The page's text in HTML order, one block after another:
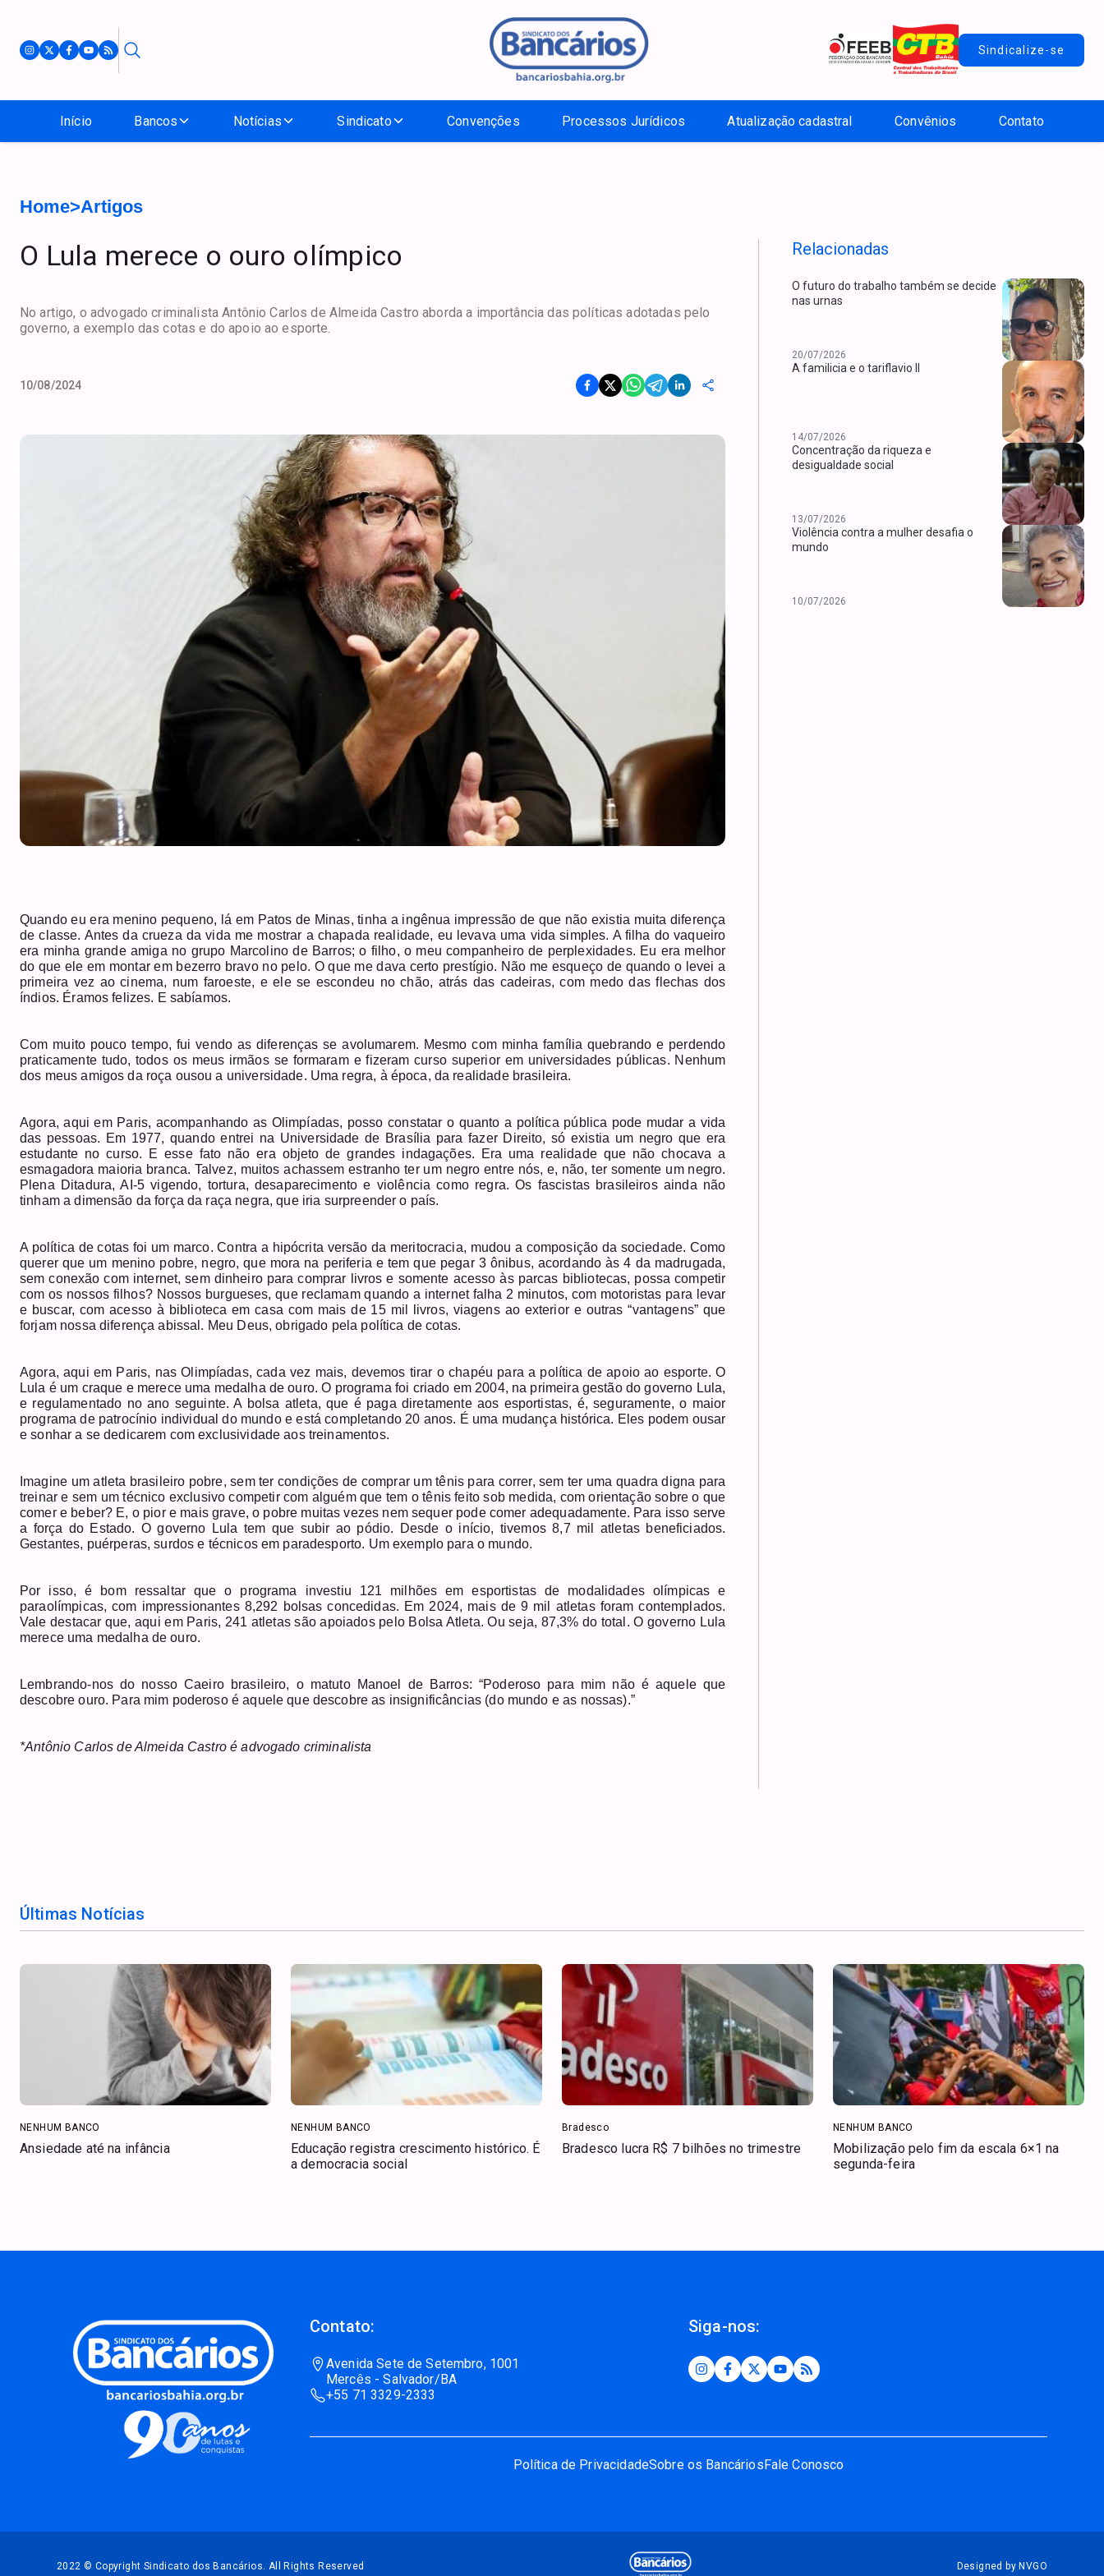
Sindicalize-se
Início Bancos Notícias Sindicato Convenções Processos Jurídicos Atualização cadastral Convênios Contato
Home>Artigos
O Lula merece o ouro olímpico
No artigo, o advogado criminalista Antônio Carlos de Almeida Castro aborda a importância das políticas adotadas pelo
governo, a exemplo das cotas e do apoio ao esporte.
10/08/2024
Quando eu era menino pequeno, lá em Patos de Minas, tinha a ingênua impressão de que não existia muita diferença
de classe. Antes da crueza da vida me mostrar a chapada realidade, eu levava uma vida simples. A filha do vaqueiro
era minha grande amiga no grupo Marcolino de Barros; o filho, o meu companheiro de perplexidades. Eu era melhor
do que ele em montar em bezerro bravo no pelo. O que me dava certo prestígio. Não me esqueço de quando o levei a
primeira vez ao cinema, num faroeste, e ele se escondeu no chão, atrás das cadeiras, com medo das flechas dos
índios. Éramos felizes. E sabíamos.
Com muito pouco tempo, fui vendo as diferenças se avolumarem. Mesmo com minha família quebrando e perdendo
praticamente tudo, todos os meus irmãos se formaram e fizeram curso superior em universidades públicas. Nenhum
dos meus amigos da roça ousou a universidade. Uma regra, à época, da realidade brasileira.
Agora, aqui em Paris, acompanhando as Olimpíadas, posso constatar o quanto a política pública pode mudar a vida
das pessoas. Em 1977, quando entrei na Universidade de Brasília para fazer Direito, só existia um negro que era
estudante no curso. E esse fato não era objeto de grandes indagações. Era uma realidade que não chocava a
esmagadora maioria branca. Talvez, muitos achassem estranho ter um negro entre nós, e, não, ter somente um negro.
Plena Ditadura, AI-5 vigendo, tortura, desaparecimento e violência como regra. Os fascistas brasileiros ainda não
tinham a dimensão da força da raça negra, que iria surpreender o país.
A política de cotas foi um marco. Contra a hipócrita versão da meritocracia, mudou a composição da sociedade. Como
querer que um menino pobre, negro, que mora na periferia e tem que pegar 3 ônibus, acordando às 4 da madrugada,
sem conexão com internet, sem dinheiro para comprar livros e somente acesso às parcas bibliotecas, possa competir
com os nossos filhos? Nossos burgueses, que reclamam quando a internet falha 2 minutos, com motoristas para levar
e buscar, com acesso à biblioteca em casa com mais de 15 mil livros, viagens ao exterior e outras “vantagens” que
forjam nossa diferença abissal. Meu Deus, obrigado pela política de cotas.
Agora, aqui em Paris, nas Olimpíadas, cada vez mais, devemos tirar o chapéu para a política de apoio ao esporte. O
Lula é um craque e merece uma medalha de ouro. O programa foi criado em 2004, na primeira gestão do governo Lula,
e regulamentado no ano seguinte. A bolsa atleta, que é paga diretamente aos esportistas, é, seguramente, o maior
programa de patrocínio individual do mundo e está completando 20 anos. É uma mudança histórica. Eles podem ousar
e sonhar a se dedicarem com exclusividade aos treinamentos.
Imagine um atleta brasileiro pobre, sem ter condições de comprar um tênis para correr, sem ter uma quadra digna para
treinar e sem um técnico exclusivo competir com alguém que tem o tênis feito sob medida, com orientação sobre o que
comer e beber? E, o pior e mais grave, o pobre muitas vezes nem sequer pode comer adequadamente. Para isso serve
a força do Estado. O governo Lula tem que subir ao pódio. Desde o início, tivemos 8,7 mil atletas beneficiados.
Gestantes, puérperas, surdos e técnicos em paradesporto. Um exemplo para o mundo.
Por isso, é bom ressaltar que o programa investiu 121 milhões em esportistas de modalidades olímpicas e
paraolímpicas, com impressionantes 8,292 bolsas concedidas. Em 2024, mais de 9 mil atletas foram contemplados.
Vale destacar que, aqui em Paris, 241 atletas são apoiados pelo Bolsa Atleta. Ou seja, 87,3% do total. O governo Lula
merece uma medalha de ouro.
Lembrando-nos do nosso Caeiro brasileiro, o matuto Manoel de Barros: “Poderoso para mim não é aquele que
descobre ouro. Para mim poderoso é aquele que descobre as insignificâncias (do mundo e as nossas).”
*Antônio Carlos de Almeida Castro é advogado criminalista
Relacionadas
O futuro do trabalho também se decide
nas urnas
20/07/2026
A familicia e o tariflavio II
14/07/2026
Concentração da riqueza e
desigualdade social
13/07/2026
Violência contra a mulher desafia o
mundo
10/07/2026
Últimas Notícias
NENHUM BANCO
Ansiedade até na infância
NENHUM BANCO
Educação registra crescimento histórico. É
a democracia social
Bradesco
Bradesco lucra R$ 7 bilhões no trimestre
NENHUM BANCO
Mobilização pelo fim da escala 6×1 na
segunda-feira
Contato:
Avenida Sete de Setembro, 1001
Mercês - Salvador/BA
+55 71 3329-2333
Siga-nos:
Política de PrivacidadeSobre os Bancários Fale Conosco
2022 © Copyright Sindicato dos Bancários. All Rights Reserved Designed by NVGO